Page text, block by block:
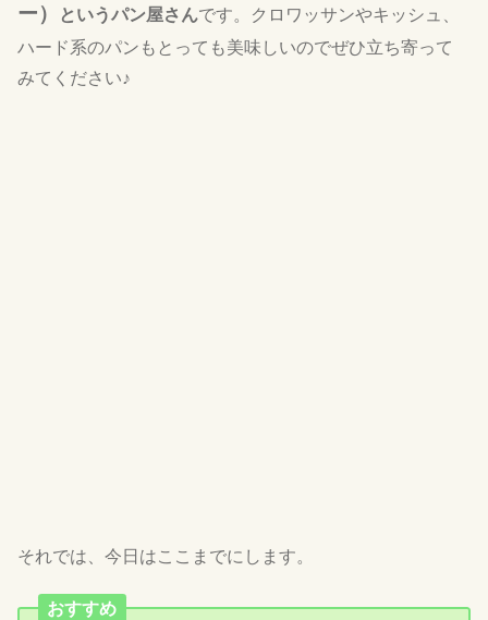
ー）
というパン屋さんです。クロワッサンやキッシュ、
ハード系のパンもとっても美味しいのでぜひ立ち寄って
みてください♪
それでは、今日はここまでにします。
おすすめ